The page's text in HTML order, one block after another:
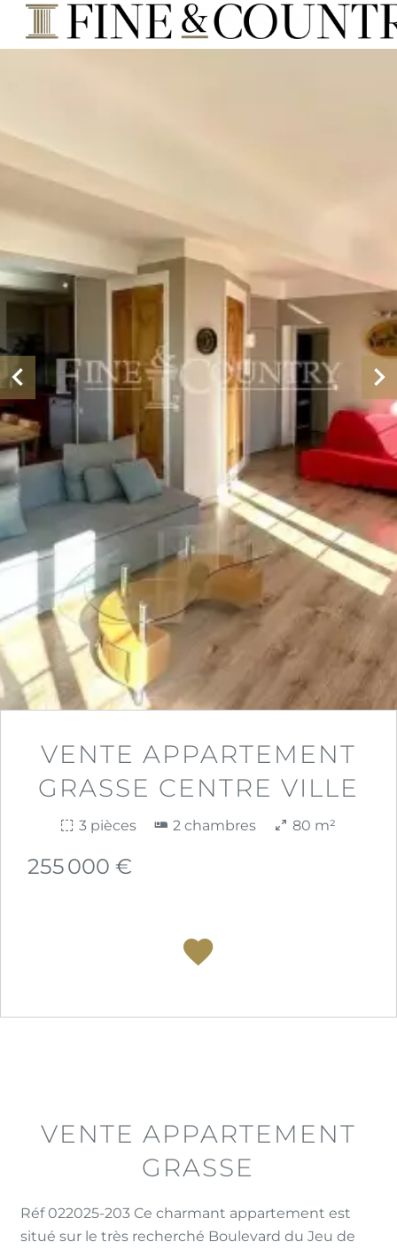
VENTE APPARTEMENT
GRASSE CENTRE VILLE
3 pièces 2 chambres 80 m²
255 000 €
VENTE APPARTEMENT
GRASSE
Réf 022025-203 Ce charmant appartement est
situé sur le très recherché Boulevard du Jeu de